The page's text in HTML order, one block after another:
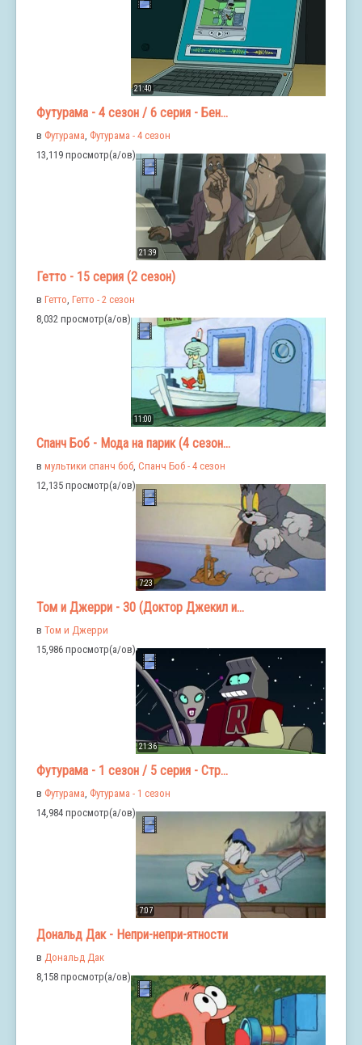
21:40
Футурама - 4 сезон / 6 серия - Бен...
в Футурама, Футурама - 4 сезон
13,119 просмотр(а/ов)
21:39
Гетто - 15 серия (2 сезон)
в Гетто Гетто - 2 сезон
8,032 просмотр(а/ов)
11:00
Спанч Боб - Мода на парик (4 сезон...
в мультики спанч боб Спанч Боб - 4 сезон
12,135 просмотр(а/ов)
7:23
Том и Джерри - 30 (Доктор Джекил и...
в Том и Джерри
15,986 просмотр(а/ов)
21:36
Футурама - 1 сезон / 5 серия - Стр...
в Футурама, Футурама - 1 сезон
14,984 просмотр(а/ов)
7:07
Дональд Дак - Непри-непри-ятности
в Дональд Дак
8,158 просмотр(а/ов)